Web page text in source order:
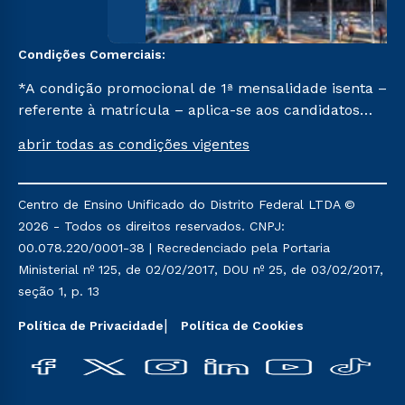
Condições Comerciais:
*A condição promocional de 1ª mensalidade isenta –
referente à matrícula – aplica-se aos candidatos
na prova on-line ou agendada, que ofertam bolsas
semestre vigente, que ainda não tenham efetivado
e/ou não tenham cancelado ou trancado sua
matrícula em uma das Instituições da Cruzeiro do
Sul Educacional, no período de um ano. Tais
condições não se aplicam aos cursos de Medicina, e
outros programas governamentais, e não se
pela Instituição.
abrir todas as condições vigentes
Centro de Ensino Unificado do Distrito Federal LTDA ©
2026 - Todos os direitos reservados. CNPJ:
00.078.220/0001-38 | Recredenciado pela Portaria
Ministerial nº 125, de 02/02/2017, DOU nº 25, de 03/02/2017,
seção 1, p. 13
Política de Privacidade Política de Cookies